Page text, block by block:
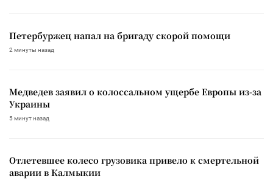
Петербуржец напал на бригаду скорой помощи
2 минуты назад
Медведев заявил о колоссальном ущербе Европы из-за
Украины
5 минут назад
Отлетевшее колесо грузовика привело к смертельной
аварии в Калмыкии